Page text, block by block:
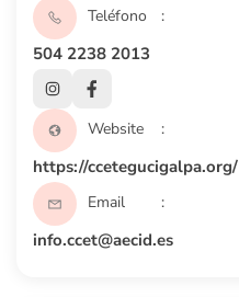
Teléfono
504 2238 2013
Website
https://ccetegucigalpa.org/
Email
info.ccet@aecid.es